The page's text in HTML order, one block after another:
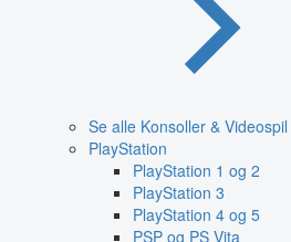
Se alle Konsoller & Videospil
PlayStation
PlayStation 1 og 2
PlayStation 3
PlayStation 4 og 5
PSP og PS Vita